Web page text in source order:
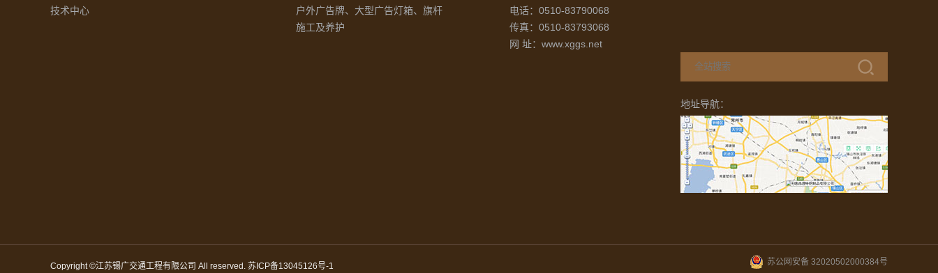
技术中心
户外广告牌、大型广告灯箱、旗杆
施工及养护
电话：0510-83790068
传真：0510-83793068
网 址：www.xggs.net
地址导航：
Copyright ©江苏锡广交通工程有限公司 All reserved. 苏ICP备13045126号-1 苏公网安备 32020502000384号